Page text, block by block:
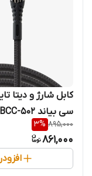
کابل شارژ و دیتا
شرکتی 2 متری
895,000
3%
861,000